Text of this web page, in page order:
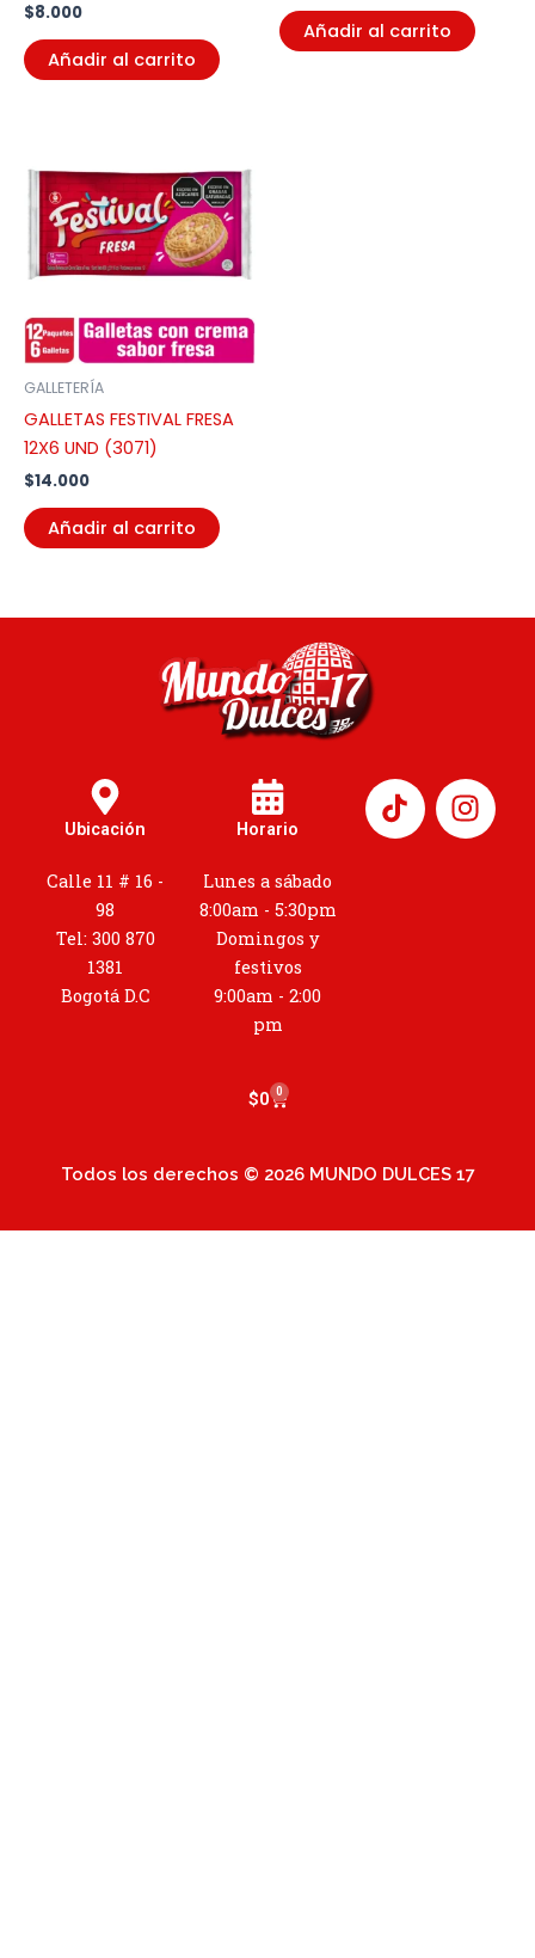
$8.000
Añadir al carrito
Añadir al carrito
GALLETERÍA
GALLETAS FESTIVAL FRESA
12X6 UND (3071)
$14.000
Añadir al carrito
Ubicación
Calle 11 # 16 -
98
Tel: 300 870
1381
Bogotá D.C
Horario
Lunes a sábado
8:00am - 5:30pm
Domingos y
festivos
9:00am - 2:00
pm
I
n
s
$0 0
Cart
Todos los derechos © 2026 MUNDO DULCES 17